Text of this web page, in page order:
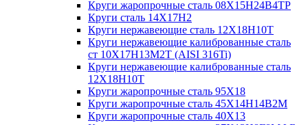
Круги жаропрочные сталь 08Х15Н24В4ТР
Круги сталь 14Х17Н2
Круги нержавеющие сталь 12Х18Н10Т
Круги нержавеющие калиброванные сталь
ст 10Х17Н13М2Т (AISI 316Ti)
Круги нержавеющие калиброванные сталь
12Х18Н10Т
Круги жаропрочные сталь 95Х18
Круги жаропрочные сталь 45Х14Н14В2М
Круги жаропрочные сталь 40Х13